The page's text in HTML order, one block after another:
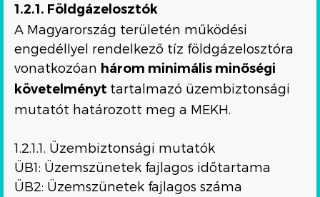
1.2.1. Földgázelosztók
A Magyarország területén működési
engedéllyel rendelkező tíz földgázelosztóra
vonatkozóan három minimális minőségi
követelményt tartalmazó üzembiztonsági
mutatót határozott meg a MEKH.
1.2.1.1. Üzembiztonsági mutatók
ÜB1: Üzemszünetek fajlagos időtartama
ÜB2: Üzemszünetek fajlagos száma